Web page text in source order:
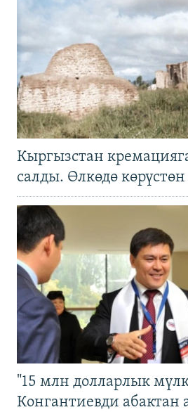
Кыргызстан
салды. Өлкөдө
"15 млн долларлык
Конгантиевди абактан